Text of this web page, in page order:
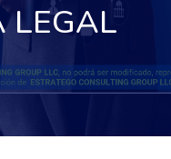
LEGAL